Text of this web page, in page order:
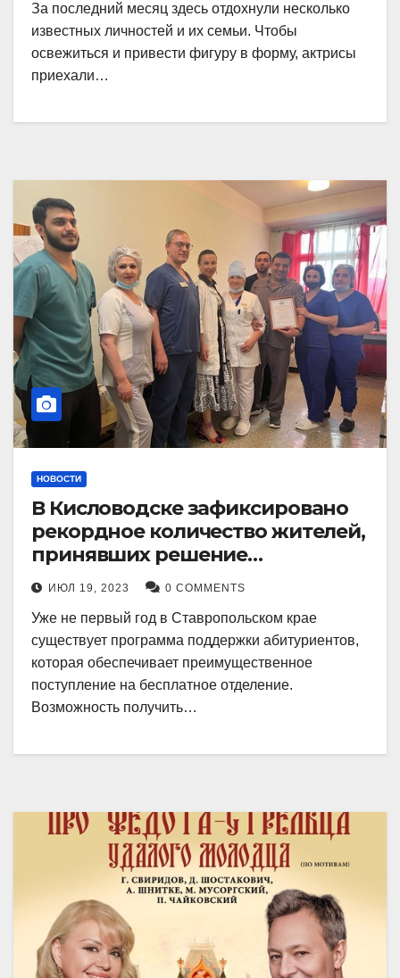
За последний месяц здесь отдохнули несколько
известных личностей и их семьи. Чтобы
освежиться и привести фигуру в форму, актрисы
приехали…
НОВОСТИ
В Кисловодске зафиксировано
рекордное количество жителей,
принявших решение
воспользоваться
установленными мерами, с
целью поступления в
медицинский вуз в районе.
ИЮЛ 19, 2023 0 COMMENTS
Уже не первый год в Ставропольском крае
существует программа поддержки абитуриентов,
которая обеспечивает преимущественное
поступление на бесплатное отделение.
Возможность получить…